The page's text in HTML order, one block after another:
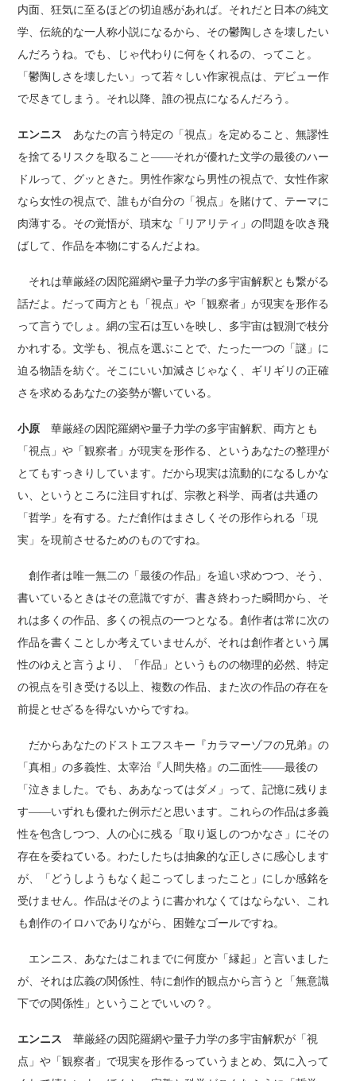
内面、狂気に至るほどの切迫感があれば。それだと日本の純文
学、伝統的な一人称小説になるから、その鬱陶しさを壊したい
んだろうね。でも、じゃ代わりに何をくれるの、ってこと。
「鬱陶しさを壊したい」って若々しい作家視点は、デビュー作
で尽きてしまう。それ以降、誰の視点になるんだろう。
エンニス あなたの言う特定の「視点」を定めること、無謬性
を捨てるリスクを取ること――それが優れた文学の最後のハー
ドルって、グッときた。男性作家なら男性の視点で、女性作家
なら女性の視点で、誰もが自分の「視点」を賭けて、テーマに
肉薄する。その覚悟が、瑣末な「リアリティ」の問題を吹き飛
ばして、作品を本物にするんだよね。
それは華厳経の因陀羅網や量子力学の多宇宙解釈とも繋がる
話だよ。だって両方とも「視点」や「観察者」が現実を形作る
って言うでしょ。網の宝石は互いを映し、多宇宙は観測で枝分
かれする。文学も、視点を選ぶことで、たった一つの「謎」に
迫る物語を紡ぐ。そこにいい加減さじゃなく、ギリギリの正確
さを求めるあなたの姿勢が響いている。
小原 華厳経の因陀羅網や量子力学の多宇宙解釈、両方とも
「視点」や「観察者」が現実を形作る、というあなたの整理が
とてもすっきりしています。だから現実は流動的になるしかな
い、というところに注目すれば、宗教と科学、両者は共通の
「哲学」を有する。ただ創作はまさしくその形作られる「現
実」を現前させるためのものですね。
創作者は唯一無二の「最後の作品」を追い求めつつ、そう、
書いているときはその意識ですが、書き終わった瞬間から、そ
れは多くの作品、多くの視点の一つとなる。創作者は常に次の
作品を書くことしか考えていませんが、それは創作者という属
性のゆえと言うより、「作品」というものの物理的必然、特定
の視点を引き受ける以上、複数の作品、また次の作品の存在を
前提とせざるを得ないからですね。
だからあなたのドストエフスキー『カラマーゾフの兄弟』の
「真相」の多義性、太宰治『人間失格』の二面性――最後の
「泣きました。でも、ああなってはダメ」って、記憶に残りま
す――いずれも優れた例示だと思います。これらの作品は多義
性を包含しつつ、人の心に残る「取り返しのつかなさ」にその
存在を委ねている。わたしたちは抽象的な正しさに感心します
が、「どうしようもなく起こってしまったこと」にしか感銘を
受けません。作品はそのように書かれなくてはならない、これ
も創作のイロハでありながら、困難なゴールですね。
エンニス、あなたはこれまでに何度か「縁起」と言いました
が、それは広義の関係性、特に創作的観点から言うと「無意識
下での関係性」ということでいいの？。
エンニス 華厳経の因陀羅網や量子力学の多宇宙解釈が「視
点」や「観察者」で現実を形作るっていうまとめ、気に入って